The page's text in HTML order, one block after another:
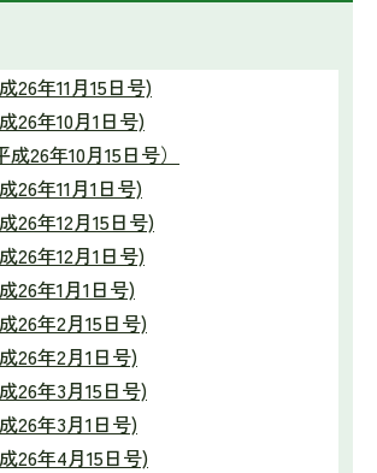
26年11月15日号)
26年10月1日号)
26年10月15日号）
26年11月1日号)
26年12月15日号)
26年12月1日号)
26年1月1日号)
26年2月15日号)
26年2月1日号)
26年3月15日号)
26年3月1日号)
26年4月15日号)